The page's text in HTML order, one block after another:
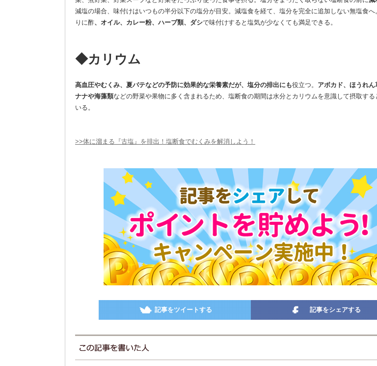
減塩の場合、味付けはいつもの半分以下の塩分が目安。減塩食を経て、塩分を完全に追加しない無塩食へ
りに酢、オイル、カレー粉、ハーブ類、ダシで味付けすると塩気が少なくても満足できる。
◆カリウム
高血圧やむくみ、夏バテなどの予防に効果的な栄養素だが、塩分の排出にも役立つ。 アボカド、ほうれ
ナナや海藻類などの野菜や果物に多く含まれるため、塩断食の期間は水分とカリウムを意識して摂取する
いる。
>>体に溜まる『古塩』を排出！塩断食でむくみを解消しよう！
記事をツイートする 記事をシェアする